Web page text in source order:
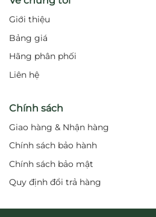
Giới thiệu
Bảng giá
Hãng phân phối
Liên hệ
Chính sách
Giao hàng & Nhận hàng
Chính sách bảo hành
Chính sách bảo mật
Quy định đổi trả hàng